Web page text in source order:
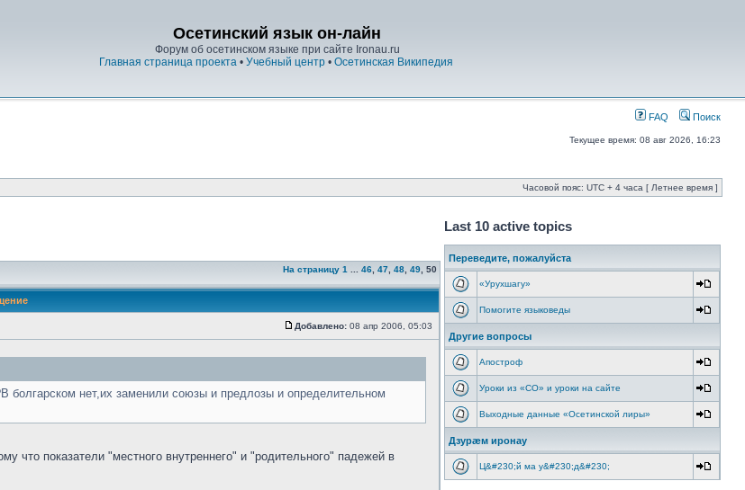
Осетинский язык он-лайн
Форум об осетинском языке при сайте Ironau.ru
Главная страница проекта • Учебный центр • Осетинская Википедия
FAQ Поиск
Текущее время: 08 авг 2026, 16:23
Часовой пояс: UTC + 4 часа [ Летнее время ]
На страницу 1 46 47 48 49 50
Добавлено: 08 апр 2006, 05:03
болгарском нет,их заменили союзы и предлозы и определительном
что показатели "местного внутреннего" и "родительного" падежей в
Last 10 active topics
Переведите, пожалуйста
«Урухшагу»
Помогите языковеды
Другие вопросы
Апостроф
Уроки из «СО» и уроки на сайте
Выходные данные «Осетинской лиры»
Дзурæм иронау
Ц&#230;й ма у&#230;д&#230;